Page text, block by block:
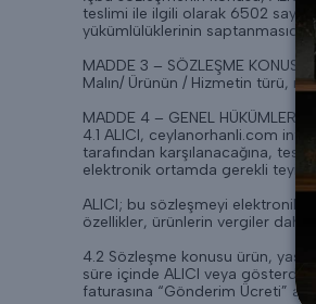
teslimi ile ilgili olarak 6502
yükümlülüklerinin saptanmasıdır.
MADDE 3 – SÖZLEŞME KONUSU
Malın/ Ürünün / Hizmetin türü,
MADDE 4 – GENEL HÜKÜMLER
4.1 ALICI, ceylanorhanli.com
tarafından karşılanacağına,
elektronik ortamda gerekli teyidi
ALICI; bu sözleşmeyi elektronik
özellikler, ürünlerin vergiler dahil
4.2 Sözleşme konusu ürün,
süre içinde ALICI veya
faturasına “Gönderim Ücreti” adı